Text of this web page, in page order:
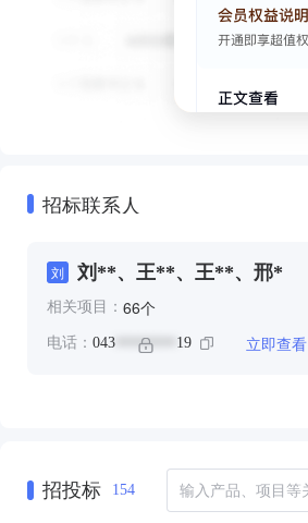
招标联系人
刘 刘**、王**、王**、邢*
相关项目： 66个
电话： 043 ******** 19 立即查看
招投标 154